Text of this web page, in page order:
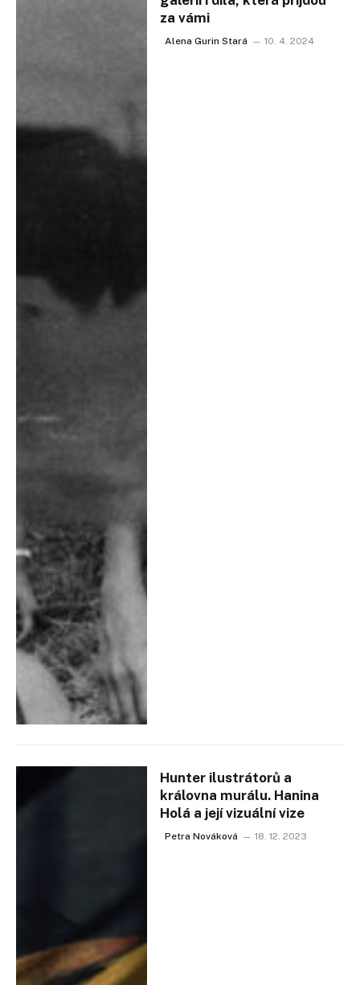
za vámi
Alena Gurin Stará 10. 4. 2024
Hunter ilustrátorů a
královna murálu. Hanina
Holá a její vizuální vize
Petra Nováková 18. 12. 2023